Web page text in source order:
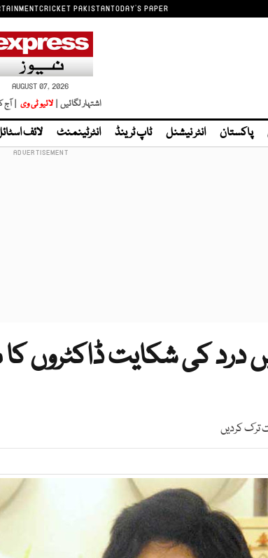
CRICKET PAKISTANTODAY'S PAPER
AUGUST 07, 2026
اشتہار لگائیں | لائیو ٹی وی | آج
پاکستان انٹر نیشنل ٹاپ ٹرینڈ انٹرٹینمنٹ لائف
درد کی شکایت ڈاکٹروں
ترک کردیں